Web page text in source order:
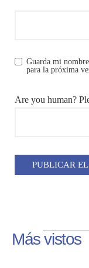
Guarda mi
para la próxima
Are you human?
Más vistos